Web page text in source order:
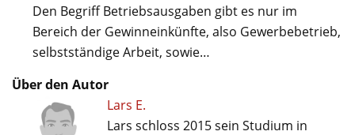
Den Begriff Betriebsausgaben gibt es nur im
Bereich der Gewinneinkünfte, also Gewerbebetrieb,
selbstständige Arbeit, sowie…
Über den Autor
Lars E.
Lars schloss 2015 sein Studium in